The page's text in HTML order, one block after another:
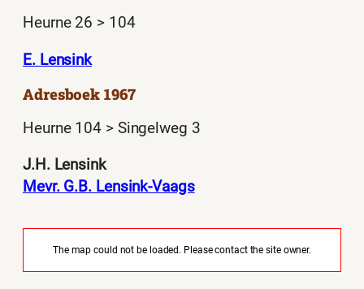
Heurne 26 > 104
E. Lensink
Adresboek 1967
Heurne 104 > Singelweg 3
J.H. Lensink
Mevr. G.B. Lensink-Vaags
The map could not be loaded. Please contact the site owner.